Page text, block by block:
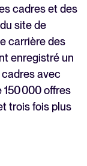
cadres et des
site de
carrière des
enregistré un
avec
150 000 offres
trois fois plus